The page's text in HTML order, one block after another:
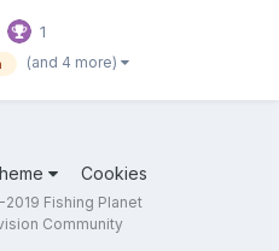
1
(and 4 more)
Cookies
Fishing Planet
Community